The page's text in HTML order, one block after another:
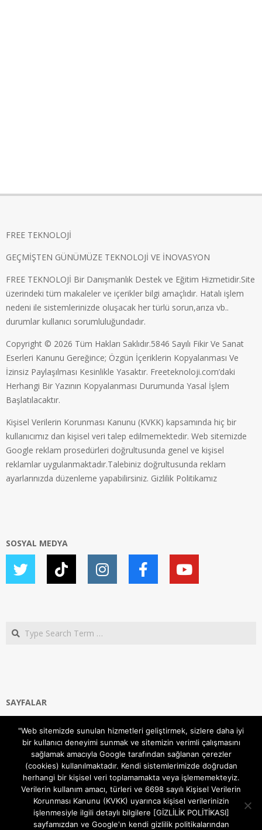
FREE TEKNOLOJİ
GEÇMİŞTEN GÜNÜMÜZE TEKNOLOJİ VE İNOVASYON
FREE TEKNOLOJİ Bir Danışmanlık Destek ve Eğitim Hizmetidir.Site
üzerindeki tüm makaleler ve içerikler bilgi amaçlıdır. Hatalı işlem
nedeni ile sistemlerinizde oluşacak her türlü sorun,arıza vb..
durumlar kullanıcı sorumluluğundadır.
Copyright © 2026 Tüm Hakları Saklıdır.5846 Sayılı Fikir Ve Sanat
Eserleri Kanunu Gereğince; Özgün İçeriklerin Kopyalanması Ve
İzinsiz Paylaşılması Kesinlikle Yasaktır. Freeteknoloji.com’daki
Herhangi Bir Yazının Kopyalanması Durumunda Yasal İşlem
Başlatılacaktır.
Kişisel Verilerin Korunması Kanunu (KVKK) kapsamında hiç bir
kullanıcımız dan kişisel veri talep edilmemektedir. Web sitemizde
Google reklam prosedürleri doğrultusunda genel ve kişisel
reklamlar uygulanmaktadır.Talebiniz doğrultusunda reklam
ayarlarınızda düzenleme yapabilirsiniz. Gizlilik Politikamız
SOSYAL MEDYA
Search
SAYFALAR
Gizlilik ve Çerezler (Cookies) Politikası
Hakkımızda
İletişim Kanalları
MODEM KURULUM
TEKNİK DESTEK
TELEVİZYON SİSTEMLERİ
"Web sitemizde sunulan hizmetleri geliştirmek, sizlere daha iyi
bir kullanıcı deneyimi sunmak ve sitemizin verimli çalışmasını
sağlamak amacıyla Google tarafından sağlanan çerezler
(cookies) kullanılmaktadır. Kendi sistemlerimizde doğrudan
herhangi bir kişisel veri toplamamakta veya işlememekteyiz.
Verilerin kullanım amacı, türleri ve 6698 sayılı Kişisel Verilerin
Korunması Kanunu (KVKK) uyarınca kişisel verilerinizin
işlenmesiyle ilgili detaylı bilgilere [GİZLİLİK POLİTİKASI]
sayfamızdan ve Google'ın kendi gizlilik politikalarından